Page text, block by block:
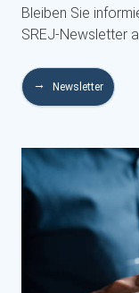
Bleiben Sie
SREJ-Newsletter
Newsletter